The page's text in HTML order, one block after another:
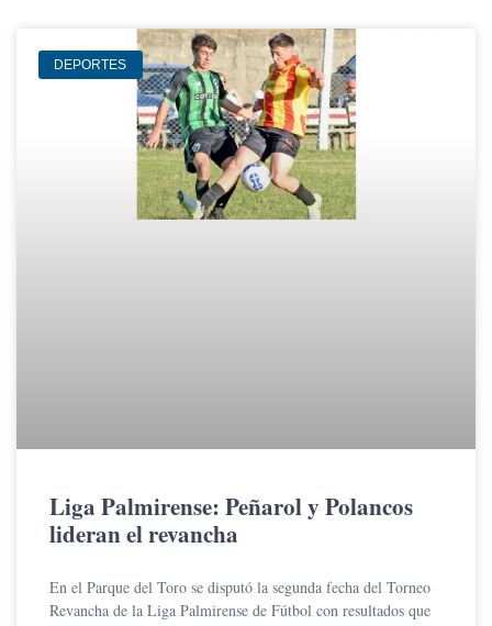
DEPORTES
Liga Palmirense: Peñarol y Polancos
lideran el revancha
En el Parque del Toro se disputó la segunda fecha del Torneo
Revancha de la Liga Palmirense de Fútbol con resultados que